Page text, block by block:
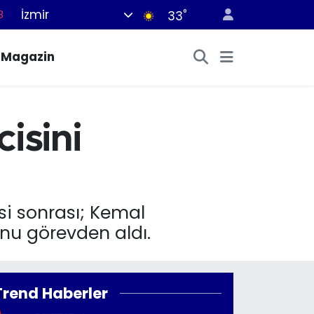
İzmir 33°
Magazin
sonrası; Kemal
görevden aldı.
Haberler